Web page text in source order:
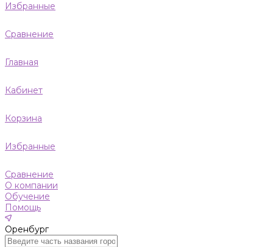
Избранные
Сравнение
Главная
Кабинет
Корзина
Избранные
Сравнение
О компании
Обучение
Помощь
Оренбург